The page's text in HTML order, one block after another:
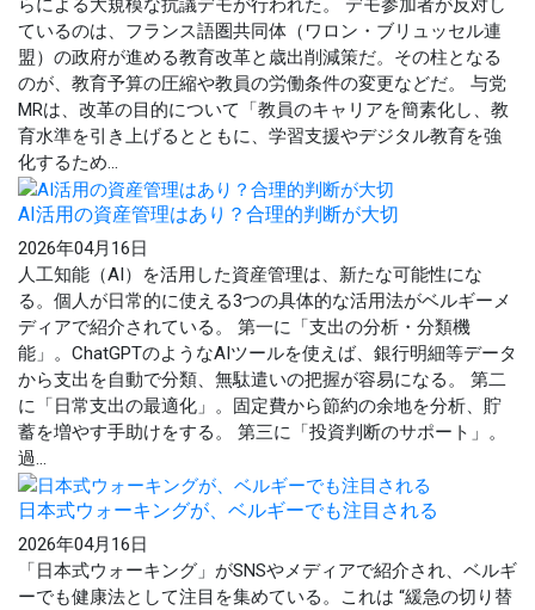
らによる大規模な抗議デモが行われた。 デモ参加者が反対し
ているのは、フランス語圏共同体（ワロン・ブリュッセル連
盟）の政府が進める教育改革と歳出削減策だ。その柱となる
のが、教育予算の圧縮や教員の労働条件の変更などだ。 与党
MRは、改革の目的について「教員のキャリアを簡素化し、教
育水準を引き上げるとともに、学習支援やデジタル教育を強
化するため...
AI活用の資産管理はあり？合理的判断が大切
2026年04月16日
人工知能（AI）を活用した資産管理は、新たな可能性にな
る。個人が日常的に使える3つの具体的な活用法がベルギーメ
ディアで紹介されている。 第一に「支出の分析・分類機
能」。ChatGPTのようなAIツールを使えば、銀行明細等データ
から支出を自動で分類、無駄遣いの把握が容易になる。 第二
に「日常支出の最適化」。固定費から節約の余地を分析、貯
蓄を増やす手助けをする。 第三に「投資判断のサポート」。
過...
日本式ウォーキングが、ベルギーでも注目される
2026年04月16日
「日本式ウォーキング」がSNSやメディアで紹介され、ベルギ
ーでも健康法として注目を集めている。これは “緩急の切り替